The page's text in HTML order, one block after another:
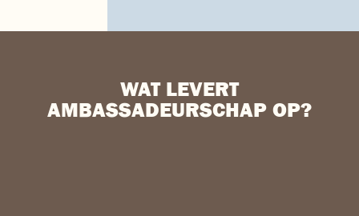
WAT LEVERT
AMBASSADEURSCHAP OP?